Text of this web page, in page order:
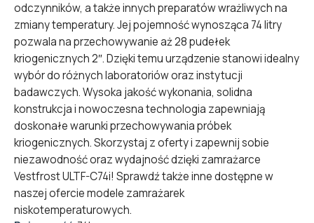
odczynników, a także innych preparatów wrażliwych na
zmiany temperatury. Jej pojemność wynosząca 74 litry
pozwala na przechowywanie aż 28 pudełek
kriogenicznych 2″. Dzięki temu urządzenie stanowi idealny
wybór do różnych laboratoriów oraz instytucji
badawczych. Wysoka jakość wykonania, solidna
konstrukcja i nowoczesna technologia zapewniają
doskonałe warunki przechowywania próbek
kriogenicznych. Skorzystaj z oferty i zapewnij sobie
niezawodność oraz wydajność dzięki zamrażarce
Vestfrost ULTF-C74i! Sprawdź także inne dostępne w
naszej ofercie modele zamrażarek
niskotemperaturowych.